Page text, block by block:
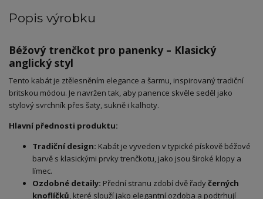
Popis výrobku
Béžový trenčkot pro panenky – Klasický
anglický styl
​Tento kabát je ztělesněním elegance a šarmu, inspirovaný tradiční
britskou módou. Je navržen tak, aby panence skvěle seděl jako
stylový svrchník přes šaty, sukně i kalhoty.
Hlavní přednosti produktu:
Tradiční design: Kabát je vyveden v typické pískově béžové
barvě s klasickými prvky trenčkotu, jako jsou široké klopy a
límec.
Ozdobné detaily: Přední stranu zdobí dvě řadyčerných
knoflíčků, které slouží jako elegantní ozdoba a podtrhují